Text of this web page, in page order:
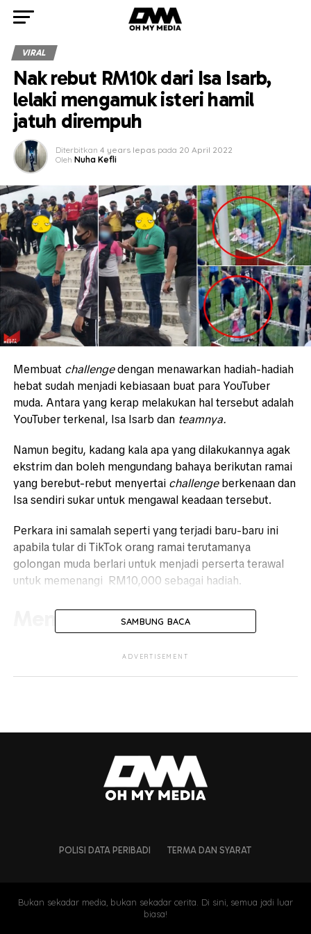
VIRAL
Nak rebut RM10k dari Isa Isarb,
lelaki mengamuk isteri hamil
jatuh dirempuh
Diterbitkan 4 years lepas pada 20 April 2022
Oleh Nuha Kefli
Membuat challengedengan menawarkan hadiah-hadiah
hebat sudah menjadi kebiasaan buat para YouTuber
muda. Antara yang kerap melakukan hal tersebut adalah
YouTuber terkenal, Isa Isarb dan teamnya.
Namun begitu, kadang kala apa yang dilakukannya agak
ekstrim dan boleh mengundang bahaya berikutan ramai
yang berebut-rebut menyertai challengeberkenaan dan
Isa sendiri sukar untuk mengawal keadaan tersebut.
Perkara ini samalah seperti yang terjadi baru-baru ini
apabila tular di TikTok orang ramai terutamanya
golongan muda berlari untuk menjadi perserta terawal
untuk memenangi RM10,000 sebagai hadiah.
Mengamuk isteri terjatuh
is_copy_url=1&is_from_webapp=v1&lang=en
SAMBUNG BACA
ADVERTISEMENT
POLISI DATA PERIBADI TERMA DAN SYARAT
Bukan sekadar media, bukan sekadar cerita. Di sini, semua jadi luar
biasa!